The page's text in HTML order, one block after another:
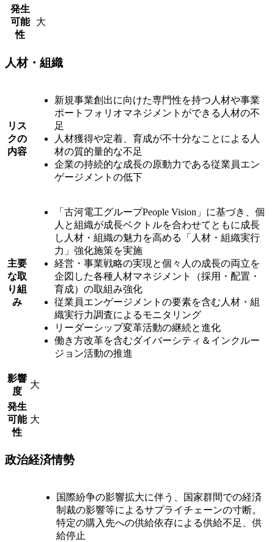
発生
可能
性
大
人材・組織
リス
クの
内容
新規事業創出に向けた専門性を持つ人材や事業
ポートフォリオマネジメントができる人材の不
足
人材獲得や定着、育成が不十分なことによる人
材の質的量的な不足
企業の持続的な成長の原動力である従業員エン
ゲージメントの低下
主要
な取
り組
み
「古河電工グループPeople Vision」に基づき、個
人と組織が成長ベクトルを合わせてともに成長
し人材・組織の魅力を高める「人材・組織実行
力」強化施策を実施
経営・事業戦略の実現と個々人の成長の両立を
企図した各種人材マネジメント（採用・配置・
育成）の取組み強化
従業員エンゲージメントの要素を含む人材・組
織実行力調査によるモニタリング
リーダーシップ変革活動の継続と進化
働き方改革を含むダイバーシティ＆インクルー
ジョン活動の推進
影響
度
大
発生
可能
性
大
政治経済情勢
国際紛争の影響拡大に伴う、国家群間での経済
制裁の影響等によるサプライチェーンの寸断。
特定の購入先への供給依存による供給不足、供
給停止